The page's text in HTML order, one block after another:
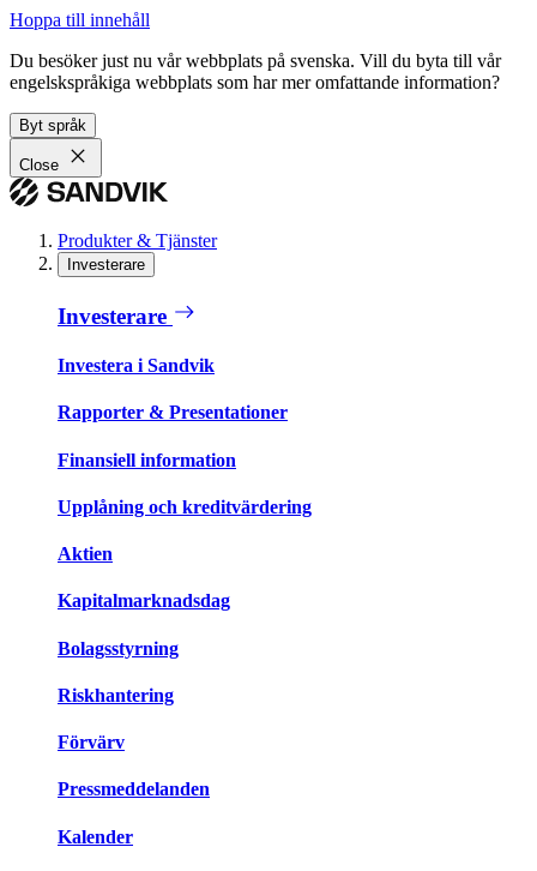
Hoppa till innehåll
Du besöker just nu vår webbplats på svenska. Vill du byta till vår
engelskspråkiga webbplats som har mer omfattande information?
Byt språk
Close
Produkter & Tjänster
Investerare
Investerare
Investera i Sandvik
Rapporter & Presentationer
Finansiell information
Upplåning och kreditvärdering
Aktien
Kapitalmarknadsdag
Bolagsstyrning
Riskhantering
Förvärv
Pressmeddelanden
Kalender